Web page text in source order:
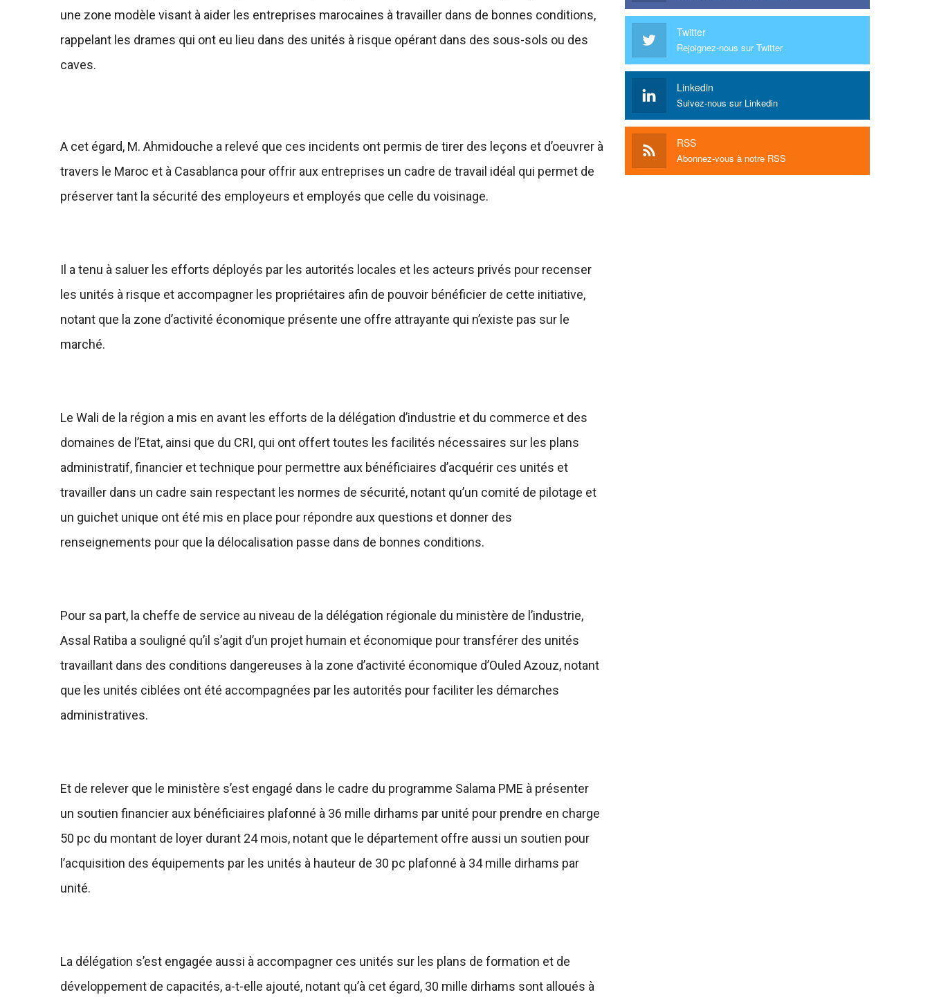
une zone modèle visant à aider les entreprises marocaines à travailler dans de bonnes conditions,
rappelant les drames qui ont eu lieu dans des unités à risque opérant dans des sous-sols ou des
caves.
A cet égard, M. Ahmidouche a relevé que ces incidents ont permis de tirer des leçons et d’oeuvrer à
travers le Maroc et à Casablanca pour offrir aux entreprises un cadre de travail idéal qui permet de
préserver tant la sécurité des employeurs et employés que celle du voisinage.
Il a tenu à saluer les efforts déployés par les autorités locales et les acteurs privés pour recenser
les unités à risque et accompagner les propriétaires afin de pouvoir bénéficier de cette initiative,
notant que la zone d’activité économique présente une offre attrayante qui n’existe pas sur le
marché.
Le Wali de la région a mis en avant les efforts de la délégation d’industrie et du commerce et des
domaines de l’Etat, ainsi que du CRI, qui ont offert toutes les facilités nécessaires sur les plans
administratif, financier et technique pour permettre aux bénéficiaires d’acquérir ces unités et
travailler dans un cadre sain respectant les normes de sécurité, notant qu’un comité de pilotage et
un guichet unique ont été mis en place pour répondre aux questions et donner des
renseignements pour que la délocalisation passe dans de bonnes conditions.
Pour sa part, la cheffe de service au niveau de la délégation régionale du ministère de l’industrie,
Assal Ratiba a souligné qu’il s’agit d’un projet humain et économique pour transférer des unités
travaillant dans des conditions dangereuses à la zone d’activité économique d’Ouled Azouz, notant
que les unités ciblées ont été accompagnées par les autorités pour faciliter les démarches
administratives.
Et de relever que le ministère s’est engagé dans le cadre du programme Salama PME à présenter
un soutien financier aux bénéficiaires plafonné à 36 mille dirhams par unité pour prendre en charge
50 pc du montant de loyer durant 24 mois, notant que le département offre aussi un soutien pour
l’acquisition des équipements par les unités à hauteur de 30 pc plafonné à 34 mille dirhams par
unité.
La délégation s’est engagée aussi à accompagner ces unités sur les plans de formation et de
développement de capacités, a-t-elle ajouté, notant qu’à cet égard, 30 mille dirhams sont alloués à
Twitter
Rejoignez-nous sur Twitter
Linkedin
Suivez-nous sur Linkedin
RSS
Abonnez-vous à notre RSS